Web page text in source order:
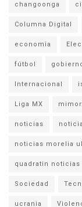
changoonga
Columna Digital
economia
fútbol
Internacional
Liga MX
noticias
noticias morelia
quadratin noticias
Sociedad
ucrania